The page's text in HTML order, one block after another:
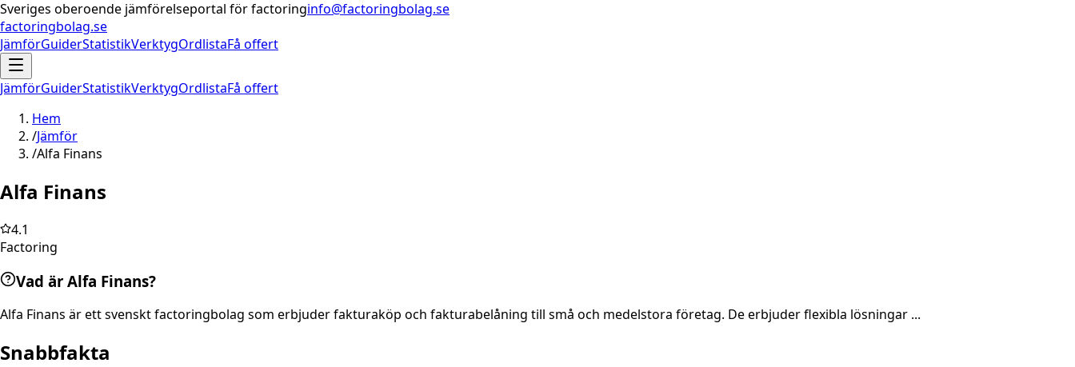
Sveriges oberoende jämförelseportal för factoringinfo@factoringbolag.se
factoringbolag.se
JämförGuiderStatistikVerktygOrdlistaFå offert
JämförGuiderStatistikVerktygOrdlistaFå offert
Hem
/Jämför
/Alfa Finans
Alfa Finans
4.1
Factoring
Vad är Alfa Finans?
Alfa Finans är ett svenskt factoringbolag som erbjuder fakturaköp och fakturabelåning till små och medelstora företag. De erbjuder flexibla lösningar ...
Snabbfakta